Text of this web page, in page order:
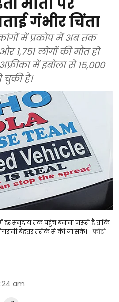
मौतों पर
गंभीर चिंता
में प्रकोप में अब तक
1,751 लोगों की मौत हो
में इबोला से 15,000
चुकी है।
हर समुदाय तक पहुंच बनाना जरूरी है ताकि
बेहतर तरीके से की जा सके।
फोटो
am